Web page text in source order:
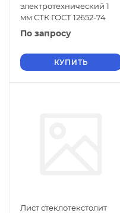
электротехнический 1
мм СТК ГОСТ 12652-74
По запросу
КУПИТЬ
Лист стеклотекстолит